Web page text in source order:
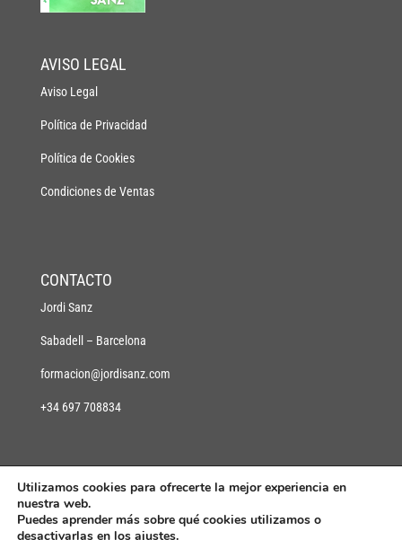
AVISO LEGAL
Aviso Legal
Política de Privacidad
Política de Cookies
Condiciones de Ventas
CONTACTO
Jordi Sanz
Sabadell – Barcelona
formacion@jordisanz.com
+34 697 708834
Utilizamos cookies para ofrecerte la mejor experiencia en
nuestra web.
Puedes aprender más sobre qué cookies utilizamos o
desactivarlas en los ajustes.